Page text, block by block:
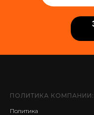
ПОЛИТИКА КОМПАНИИ:
Политика